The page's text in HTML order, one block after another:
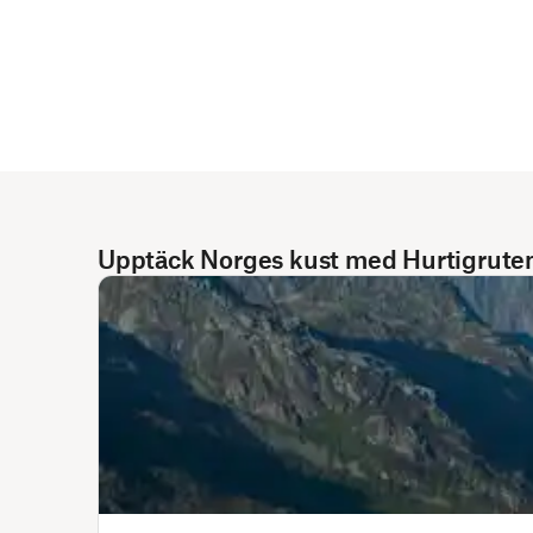
Upptäck Norges kust med